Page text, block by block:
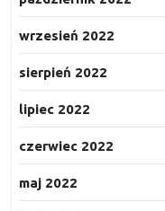
wrzesień 2022
sierpień 2022
lipiec 2022
czerwiec 2022
maj 2022